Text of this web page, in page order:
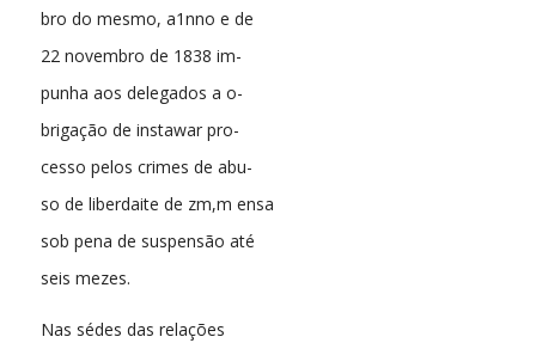
bro do mesmo, a1nno e de
22 novembro de 1838 im-
punha aos delegados a o-
brigação de instawar pro-
cesso pelos crimes de abu-
so de liberdaite de zm,m ensa
sob pena de suspensão até
seis mezes.
Nas sédes das relações